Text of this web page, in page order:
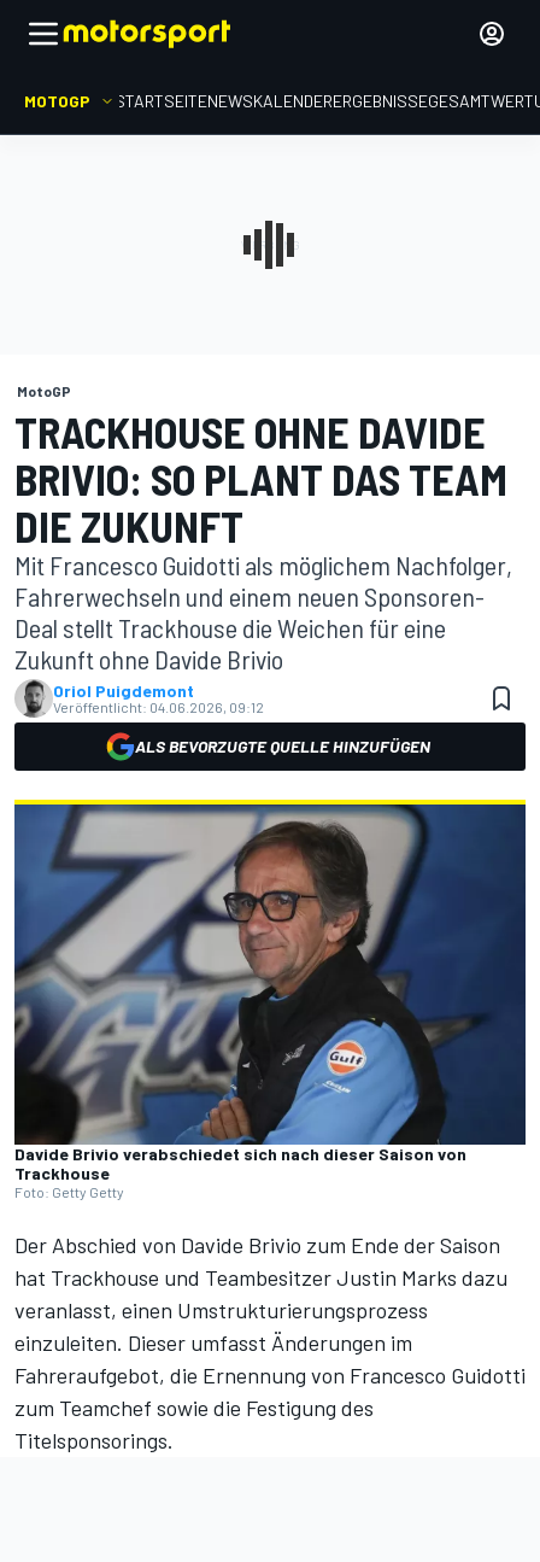
MOTOGP STARTSEITENEWSKALENDERERGEBNISSE
MotoGP
TRACKHOUSE OHNE DAVIDE
BRIVIO: SO PLANT DAS TEAM
DIE ZUKUNFT
Mit Francesco Guidotti als möglichem Nachfolger,
Fahrerwechseln und einem neuen Sponsoren-
Deal stellt Trackhouse die Weichen für eine
Zukunft ohne Davide Brivio
Oriol Puigdemont
Veröffentlicht: 04.06.2026, 09:12
ALS BEVORZUGTE QUELLE HINZUFÜGEN
Davide Brivio verabschiedet sich nach dieser Saison von
Trackhouse
Foto: Getty Getty
Der Abschied von Davide Brivio zum Ende der Saison
hat Trackhouse und Teambesitzer Justin Marks dazu
veranlasst, einen Umstrukturierungsprozess
einzuleiten. Dieser umfasst Änderungen im
Fahreraufgebot, die Ernennung von Francesco Guidotti
zum Teamchef sowie die Festigung des
Titelsponsorings.